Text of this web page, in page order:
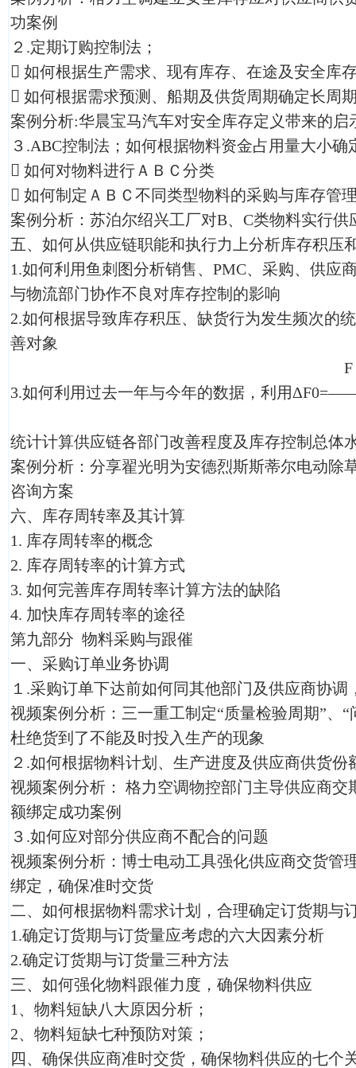
功案例
２.定期订购控制法；
 如何根据生产需求、现有库存、在途及安全库
 如何根据需求预测、船期及供货周期确定长周
案例分析:华晨宝马汽车对安全库存定义带来的启
３.ABC控制法；如何根据物料资金占用量大小确
 如何对物料进行ＡＢＣ分类
 如何制定ＡＢＣ不同类型物料的采购与库存管
案例分析：苏泊尔绍兴工厂对B、C类物料实行
五、如何从供应链职能和执行力上分析库存积压
1.如何利用鱼刺图分析销售、PMC、采购、供应
与物流部门协作不良对库存控制的影响
2.如何根据导致库存积压、缺货行为发生频次的
善对象
F -
3.如何利用过去一年与今年的数据，利用
统计计算供应链各部门改善程度及库存控制总体
案例分析：分享翟光明为安德烈斯斯蒂尔电动除
咨询方案
六、库存周转率及其计算
1. 库存周转率的概念
2. 库存周转率的计算方式
3. 如何完善库存周转率计算方法的缺陷
4. 加快库存周转率的途径
第九部分 物料采购与跟催
一、采购订单业务协调
１.采购订单下达前如何同其他部门及供应商协调
视频案例分析：三一重工制定“质量检验周期”、
杜绝货到了不能及时投入生产的现象
２.如何根据物料计划、生产进度及供应商供货份
视频案例分析： 格力空调物控部门主导供应商交
额绑定成功案例
３.如何应对部分供应商不配合的问题
视频案例分析：博士电动工具强化供应商交货管
绑定，确保准时交货
二、如何根据物料需求计划，合理确定订货期与
1.确定订货期与订货量应考虑的六大因素分析
2.确定订货期与订货量三种方法
三、如何强化物料跟催力度，确保物料供应
1、物料短缺八大原因分析；
2、物料短缺七种预防对策；
四、确保供应商准时交货，确保物料供应的七个